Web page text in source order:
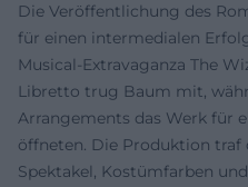
Die Veröffentlichung des
für einen intermedialen
Musical-Extravaganza The
Libretto trug Baum mit,
Arrangements das Werk für
öffneten. Die Produktion
Spektakel, Kostümfarben